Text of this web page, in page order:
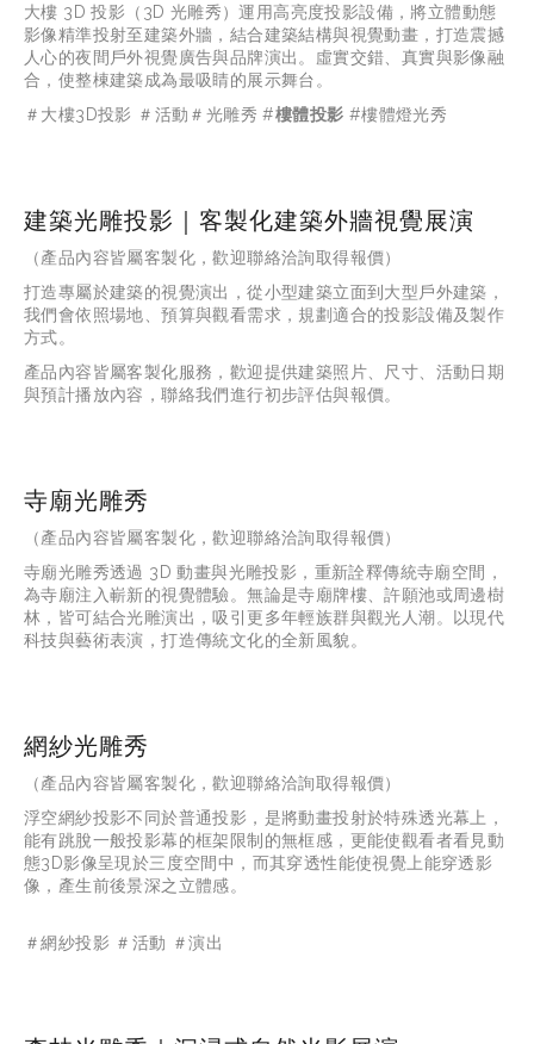
大樓 3D 投影（ 3D 光雕秀）運用高亮度投影設備，將立體動態
影像精準投射至建築外牆，結合建築結構與視覺動畫，打造震撼
人心的夜間戶外視覺廣告與品牌演出。虛實交錯、真實與影像融
合，使整棟建築成為最吸睛的展示舞台。
＃大樓3D投影 ＃活動＃光雕秀 #樓體投影 #樓體燈光秀
建築光雕投影｜客製化建築外牆視覺展演
（產品內容皆屬客製化，歡迎聯絡洽詢取得報價）
打造專屬於建築的視覺演出，從小型建築立面到大型戶外建築，
我們會依照場地、預算與觀看需求，規劃適合的投影設備及製作
方式。
產品內容皆屬客製化服務，歡迎提供建築照片、尺寸、活動日期
與預計播放內容，聯絡我們進行初步評估與報價。
寺廟光雕秀
（產品內容皆屬客製化，歡迎聯絡洽詢取得報價）
寺廟光雕秀透過 3D 動畫與光雕投影，重新詮釋傳統寺廟空間，
為寺廟注入嶄新的視覺體驗。無論是寺廟牌樓、許願池或周邊樹
林，皆可結合光雕演出，吸引更多年輕族群與觀光人潮。以現代
科技與藝術表演，打造傳統文化的全新風貌。
網紗光雕秀
（產品內容皆屬客製化，歡迎聯絡洽詢取得報價）
浮空網紗投影不同於普通投影，是將動畫投射於特殊透光幕上，
能有跳脫一般投影幕的框架限制的無框感，更能使觀看者看見動
態3D影像呈現於三度空間中，而其穿透性能使視覺上能穿透影
像，產生前後景深之立體感。
＃網紗投影 ＃活動 ＃演出